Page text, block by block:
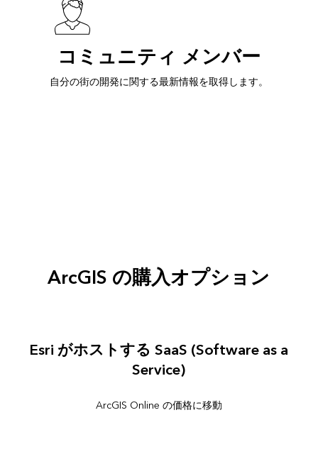
コミュニティ メンバー
自分の街の開発に関する最新情報を取得します。
ArcGIS の購入オプション
Esri がホストする SaaS (Software as a
Service)
ArcGIS Online の価格に移動